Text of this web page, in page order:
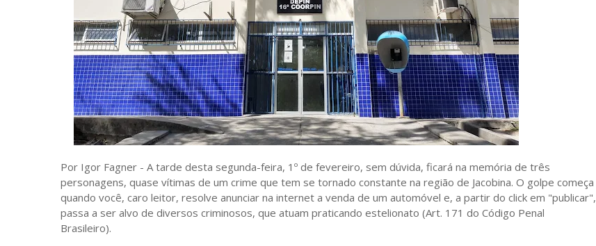
Por Igor Fagner - A tarde desta segunda-feira, 1º de fevereiro, sem dúvida, ficará na memória de três
personagens, quase vítimas de um crime que tem se tornado constante na região de Jacobina. O golpe começa
quando você, caro leitor, resolve anunciar na internet a venda de um automóvel e, a partir do click em "publicar",
passa a ser alvo de diversos criminosos, que atuam praticando estelionato (Art. 171 do Código Penal
Brasileiro).